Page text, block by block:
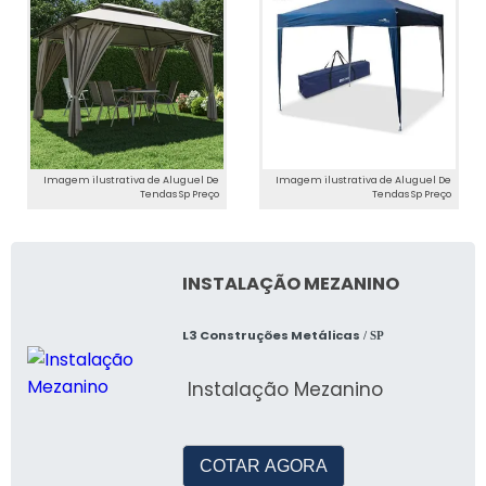
Como Preencher o Formulário de
Orçamento Online
Nosso formulário online é simples e rápido de
preencher, permitindo que você obtenha um
orçamento detalhado e personalizado.
O Que Nossos Clientes Estão
Clientes satisfeitos destacam a qualidade e
pontualidade dos nossos serviços, tornando-
Imagem ilustrativa de Aluguel De
Tendas Sp Preço
Imagem ilustrativa de Aluguel De
Tendas Sp Preço
INSTALAÇÃO MEZANINO
L3 Construções Metálicas / SP
Instalação Mezanino
COTAR AGORA